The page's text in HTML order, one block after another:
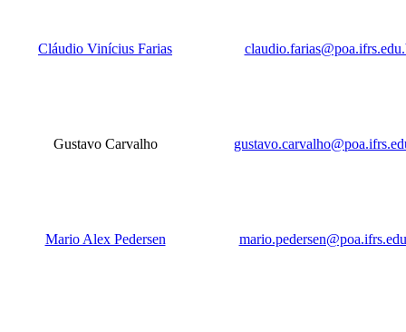
Cláudio Vinícius Farias
Gustavo Carvalho
Mario Alex Pedersen